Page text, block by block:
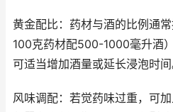
黄金配比：药材与酒的比例通
100克药材配500-1000毫升酒
可适当增加酒量或延长浸泡时间
风味调配：若觉药味过重，可